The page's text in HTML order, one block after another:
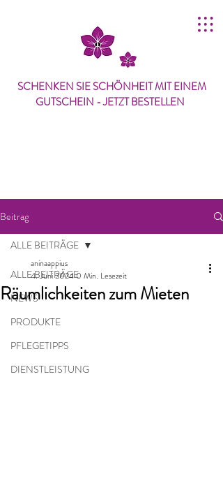
SCHENKEN SIE SCHÖNHEIT MITEINEM
GUTSCHEIN - JETZT BESTELLEN
Beitrag
ALLE BEITRÄGE
NEWS
PRODUKTE
PFLEGETIPPS
DIENSTLEISTUNG
ALLE BEITRÄGE
Räumlichkeiten zum Mieten
aninaappius
4. Juni 20240 Min. Lesezeit